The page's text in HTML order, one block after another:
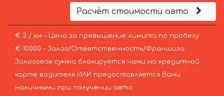
Расчёт стоимости авто
€ 3 / км – Цена за превышение лимита по пробегу
€ 10000 – Залог/Ответственность/Франшиза.
Залоговая сумма блокируется нами на кредитной
карте водителя ИЛИ предоставляется Вами
наличными при получении авто.